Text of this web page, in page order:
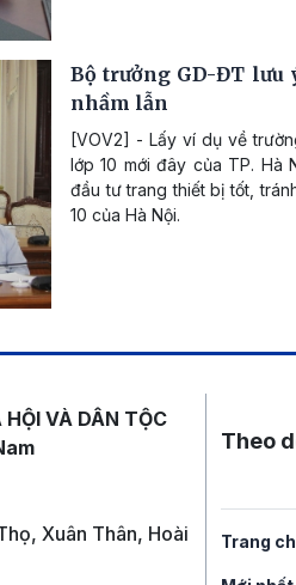
Bộ trưởng GD-ĐT lưu
nhầm lẫn
[VOV2] - Lấy ví dụ về
lớp 10 mới đây của TP. Hà
đầu tư trang thiết bị tốt,
10 của Hà Nội.
VÀ DÂN TỘC
Xuân Thân, Hoài
Theo
Trang